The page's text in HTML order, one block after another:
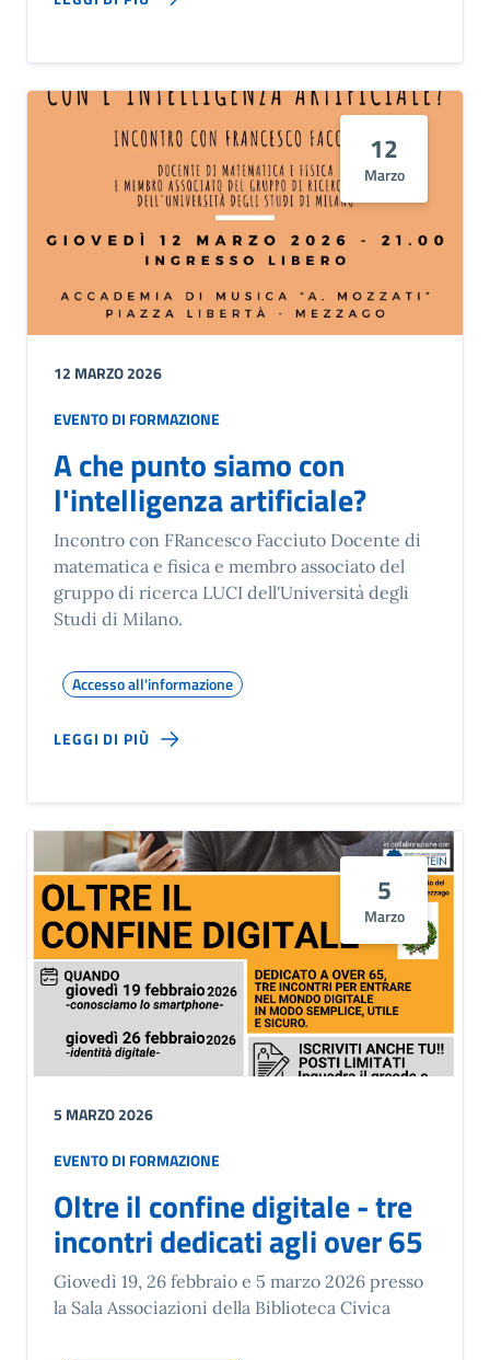
12
Marzo
12 MARZO 2026
EVENTO DI FORMAZIONE
A che punto siamo con
l'intelligenza artificiale?
Incontro con FRancesco Facciuto Docente di
matematica e fisica e membro associato del
gruppo di ricerca LUCI dell'Università degli
Studi di Milano.
Accesso all'informazione
LEGGI DI PIÙ
5
Marzo
5 MARZO 2026
EVENTO DI FORMAZIONE
Oltre il confine digitale - tre
incontri dedicati agli over 65
Giovedì 19, 26 febbraio e 5 marzo 2026 presso
la Sala Associazioni della Biblioteca Civica